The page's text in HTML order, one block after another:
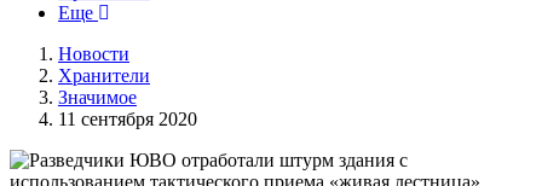
Еще
Новости
Хранители
Значимое
11 сентября 2020